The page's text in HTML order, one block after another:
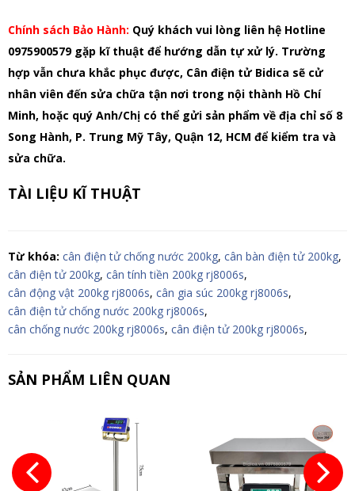
Chính sách Bảo Hành: Quý khách vui lòng liên hệ Hotline
0975900579 gặp kĩ thuật để hướng dẫn tự xử lý. Trường
hợp vẫn chưa khắc phục được, Cân điện tử Bidica sẽ cử
nhân viên đến sửa chữa tận nơi trong nội thành Hồ Chí
Minh, hoặc quý Anh/Chị có thể gửi sản phẩm về địa chỉ số 8
Song Hành, P. Trung Mỹ Tây, Quận 12, HCM để kiểm tra và
sửa chữa.
TÀI LIỆU KĨ THUẬT
Từ khóa: cân điện tử chống nước 200kg, cân bàn điện tử 200kg,
cân điện tử 200kg, cân tính tiền 200kg rj8006s,
cân động vật 200kg rj8006s, cân gia súc 200kg rj8006s,
cân điện tử chống nước 200kg rj8006s,
cân chống nước 200kg rj8006s, cân điện tử 200kg rj8006s,
SẢN PHẨM LIÊN QUAN